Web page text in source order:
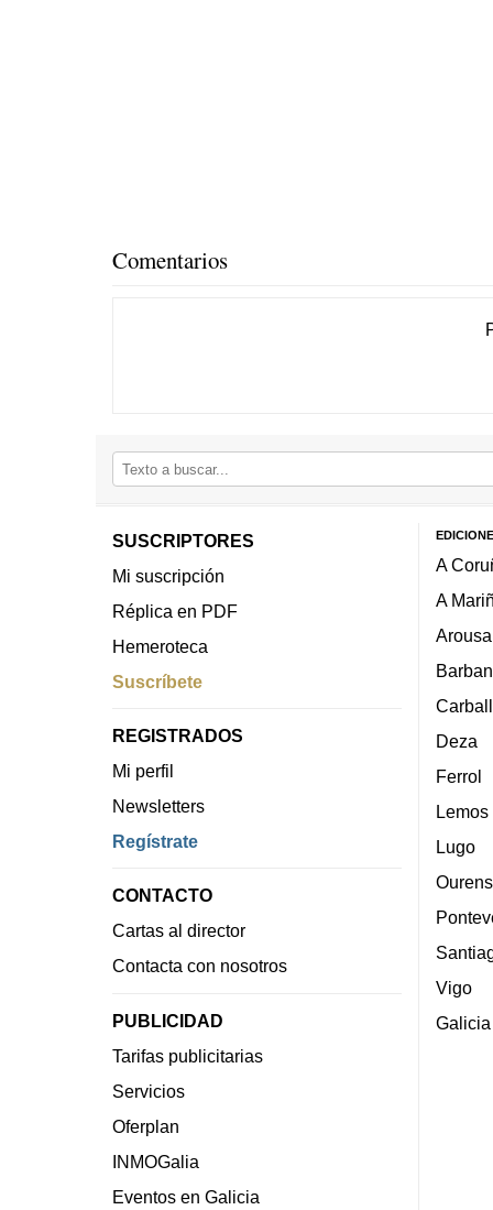
Comentarios
SUSCRIPTORES
Mi suscripción
Réplica en PDF
Hemeroteca
Suscríbete
REGISTRADOS
Mi perfil
Newsletters
Regístrate
CONTACTO
Cartas al director
Contacta con nosotros
PUBLICIDAD
Tarifas publicitarias
Servicios
Oferplan
INMOGalia
Eventos en Galicia
A
A
Arousa
Deza
Ferrol
Lemos
Lugo
Vigo